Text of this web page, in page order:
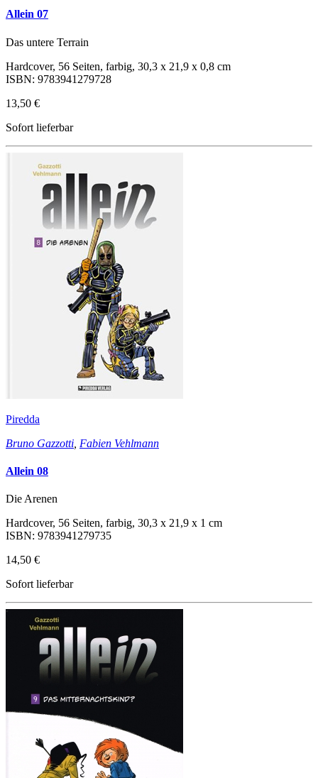
Allein 07
Das untere Terrain
Hardcover, 56 Seiten, farbig, 30,3 x 21,9 x 0,8 cm
ISBN: 9783941279728
13,50 €
Sofort lieferbar
Piredda
Bruno Gazzotti Fabien Vehlmann
Allein 08
Die Arenen
Hardcover, 56 Seiten, farbig, 30,3 x 21,9 x 1 cm
ISBN: 9783941279735
14,50 €
Sofort lieferbar